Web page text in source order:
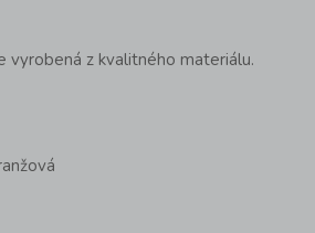
vyrobená z kvalitného materiálu.